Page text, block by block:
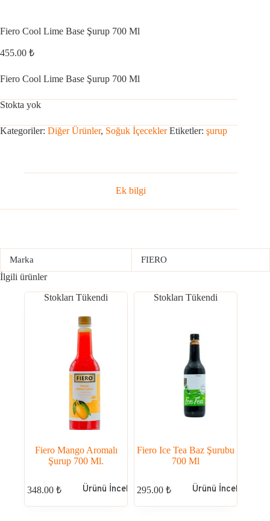
Fiero Cool Lime Base Şurup 700 Ml
455.00 ₺
Fiero Cool Lime Base Şurup 700 Ml
Stokta yok
Kategoriler: Diğer Ürünler, Soğuk İçecekler Etiketler: şurup
Ek bilgi
Marka FIERO
İlgili ürünler
Stokları Tükendi
Fiero Mango Aromalı
Şurup 700 Ml.
348.00₺ Ürünü İncele
Stokları Tükendi
Fiero Ice Tea Baz Şurubu
700 Ml
295.00₺ Ürünü İncele